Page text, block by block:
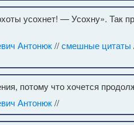
усохнет! — Усохну». Так
Антонюк//смешные цитаты
потому что хочется
Антонюк//